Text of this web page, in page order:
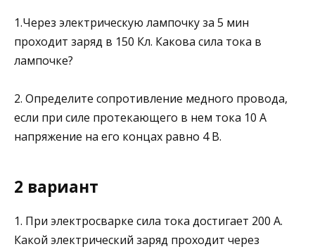
1.Через электрическую лампочку за 5 мин
проходит за­ряд в 150 Кл. Какова сила тока в
лампочке?
2. Определите сопротивление медного провода,
если при силе протекающего в нем тока 10 А
напряжение на его концах равно 4 В.
2 вариант
1. При электросварке сила тока достигает 200 А.
Какой электрический заряд проходит через